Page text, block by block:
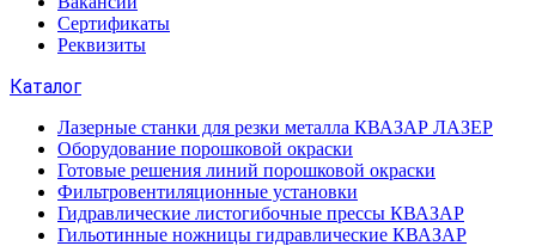
Сертификаты
Реквизиты
Каталог
Лазерные станки для резки металла КВАЗАР ЛАЗЕР
Оборудование порошковой окраски
Готовые решения линий порошковой окраски
Фильтровентиляционные установки
Гидравлические листогибочные прессы КВАЗАР
Гильотинные ножницы гидравлические КВАЗАР